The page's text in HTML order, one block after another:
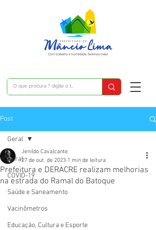
Post
Geral
COVID-19
Saúde e Saneamento
Vacinômetros
Educação, Cultura e Esporte
Geral
Prefeitura e DERACRE realizam melhorias
na estrada do Ramal do Batoque
Jenildo Cavalcante
27 de out. de 2023 1 min de leitura